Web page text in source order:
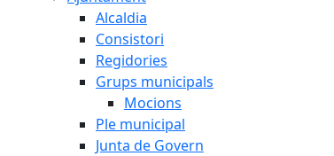
Alcaldia
Consistori
Regidories
Grups municipals
Mocions
Ple municipal
Junta de Govern